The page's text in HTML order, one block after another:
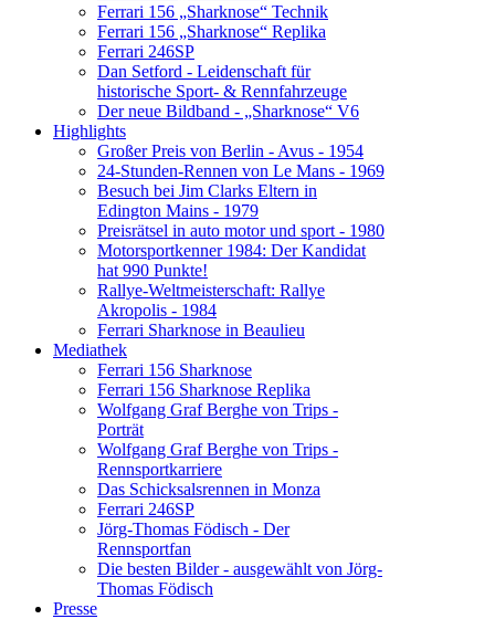
Ferrari 156 „Sharknose“ Technik
Ferrari 156 „Sharknose“ Replika
Ferrari 246SP
Dan Setford - Leidenschaft für
historische Sport- & Rennfahrzeuge
Der neue Bildband - „Sharknose“ V6
Highlights
Großer Preis von Berlin - Avus - 1954
24-Stunden-Rennen von Le Mans - 1969
Besuch bei Jim Clarks Eltern in
Edington Mains - 1979
Preisrätsel in auto motor und sport - 1980
Motorsportkenner 1984: Der Kandidat
hat 990 Punkte!
Rallye-Weltmeisterschaft: Rallye
Akropolis - 1984
Ferrari Sharknose in Beaulieu
Mediathek
Ferrari 156 Sharknose
Ferrari 156 Sharknose Replika
Wolfgang Graf Berghe von Trips -
Porträt
Wolfgang Graf Berghe von Trips -
Rennsportkarriere
Das Schicksalsrennen in Monza
Ferrari 246SP
Jörg-Thomas Födisch - Der
Rennsportfan
Die besten Bilder - ausgewählt von Jörg-
Thomas Födisch
Presse